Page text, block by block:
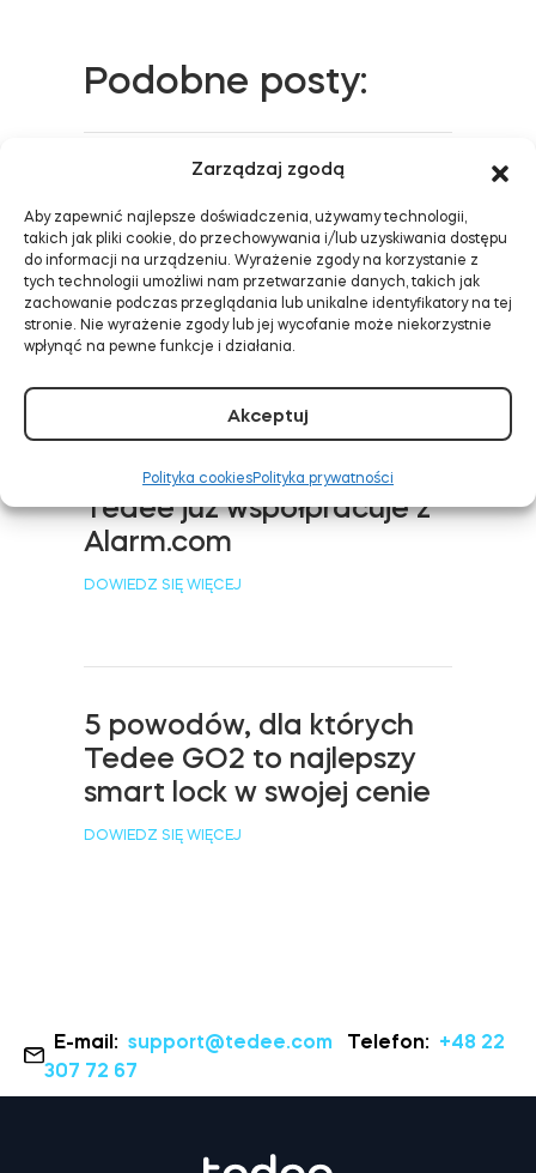
Zarządzaj zgodą
Aby zapewnić najlepsze doświadczenia, używamy technologii,
takich jak pliki cookie, do przechowywania i/lub uzyskiwania dostępu
do informacji na urządzeniu. Wyrażenie zgody na korzystanie z
tych technologii umożliwi nam przetwarzanie danych, takich jak
zachowanie podczas przeglądania lub unikalne identyfikatory na tej
stronie. Nie wyrażenie zgody lub jej wycofanie może niekorzystnie
wpłynąć na pewne funkcje i działania.
Akceptuj
Polityka cookiesPolityka prywatności
Podobne posty:
Matter. Twój Tedee GO
też!
DOWIEDZ SIĘ WIĘCEJ
Inteligentne
bezpieczeństwo aktywne:
Tedee już współpracuje z
Alarm.com
DOWIEDZ SIĘ WIĘCEJ
5 powodów, dla których
Tedee GO2 to najlepszy
smart lock w swojej cenie
DOWIEDZ SIĘ WIĘCEJ
E-mail: support@tedee.com Telefon: +48 22
307 72 67